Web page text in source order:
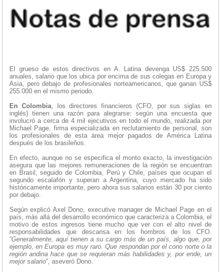
El grueso de estos directivos en A. Latina devenga US$ 225.500
anuales, salario que los ubica por encima de sus colegas en Europa y
Asia, pero debajo de profesionales norteamericanos, que ganan US$
255.000 en el mismo periodo.
En Colombia, los directores financieros (CFO, por sus siglas en
inglés) tienen una razón para alegrarse: según una encuesta que
involucró a cerca de 4 mil ejecutivos en todo el mundo, realizada por
Michael Page, firma especializada en reclutamiento de personal, son
los profesionales de esta área mejor pagados de América Latina
después de los brasileños.
En efecto, aunque no se especifica el monto exacto, la investigación
asegura que las mejores remuneraciones de la región se encuentran
en Brasil, seguido de Colombia, Perú y Chile, países que ocupan el
segundo escalafón y superan a Argentina, cuyo mercado ha sido
históricamente importante, pero ahora sus salarios están 30 por ciento
por debajo.
Según explicó Axel Dono, executive manager de Michael Page en el
país, más allá del desarrollo económico que caracteriza a Colombia, el
motivo de estos ingresos tiene mucho que ver con el alto nivel de
responsabilidades que descansa en los hombros de los CFO.
“Generalmente, aquí tienen a su cargo más de un país, algo que, por
ejemplo, en Europa es muy raro. Que respondan por el cono norte o la
región andina hace que se requieran más habilidades y, por ende, un
mejor salario”, aseveró Dono.